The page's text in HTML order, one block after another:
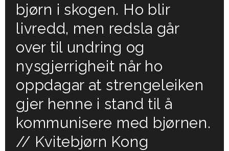
bjørn i skogen. Ho blir
livredd, men redsla går
over til undring og
nysgjerrigheit når ho
oppdagar at strengeleiken
gjer henne i stand til å
kommunisere med bjørnen.
// Kvitebjørn Kong